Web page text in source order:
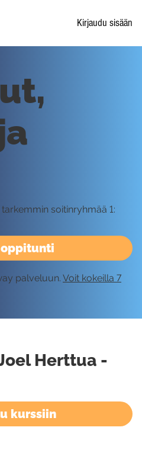
Kirjaudu sisään
soitinryhmää 1:
palveluun. Voit kokeilla 7
Herttua -
kurssiin